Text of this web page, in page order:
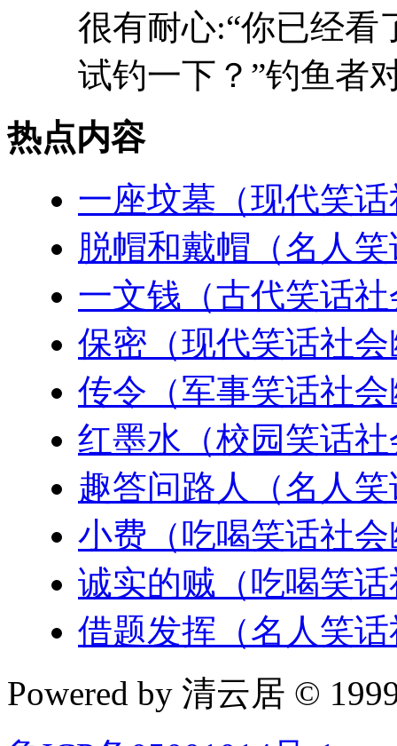
很有耐心:“你已经看
试钓一下？”钓鱼者
热点内容
一座坟墓（现代笑
脱帽和戴帽（名人
一文钱（古代笑话
保密（现代笑话社
传令（军事笑话社
红墨水（校园笑话
趣答问路人（名人
小费（吃喝笑话社
诚实的贼（吃喝笑
借题发挥（名人笑
Powered by 清云居 ©